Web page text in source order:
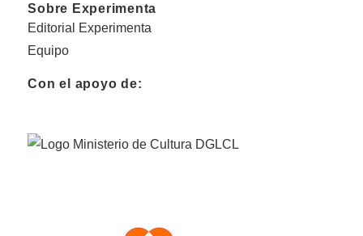
Sobre Experimenta
Editorial Experimenta
Equipo
Con el apoyo de: